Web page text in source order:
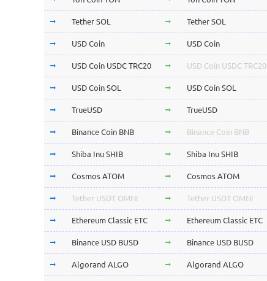
Tether SOL Tether SOL
USD Coin USD Coin
USD Coin USDC TRC20 USD Coin USDC TRC20
USD Coin SOL USD Coin SOL
TrueUSD TrueUSD
Binance Coin BNB Binance Coin BNB
Shiba Inu SHIB Shiba Inu SHIB
Cosmos ATOM Cosmos ATOM
Tether USDT OMNI Tether USDT OMNI
Ethereum Classic ETC Ethereum Classic ETC
Binance USD BUSD Binance USD BUSD
Algorand ALGO Algorand ALGO